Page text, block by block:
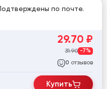
по почте.
29.70 ₽
31.90 -7%
0 отзывов
Купить